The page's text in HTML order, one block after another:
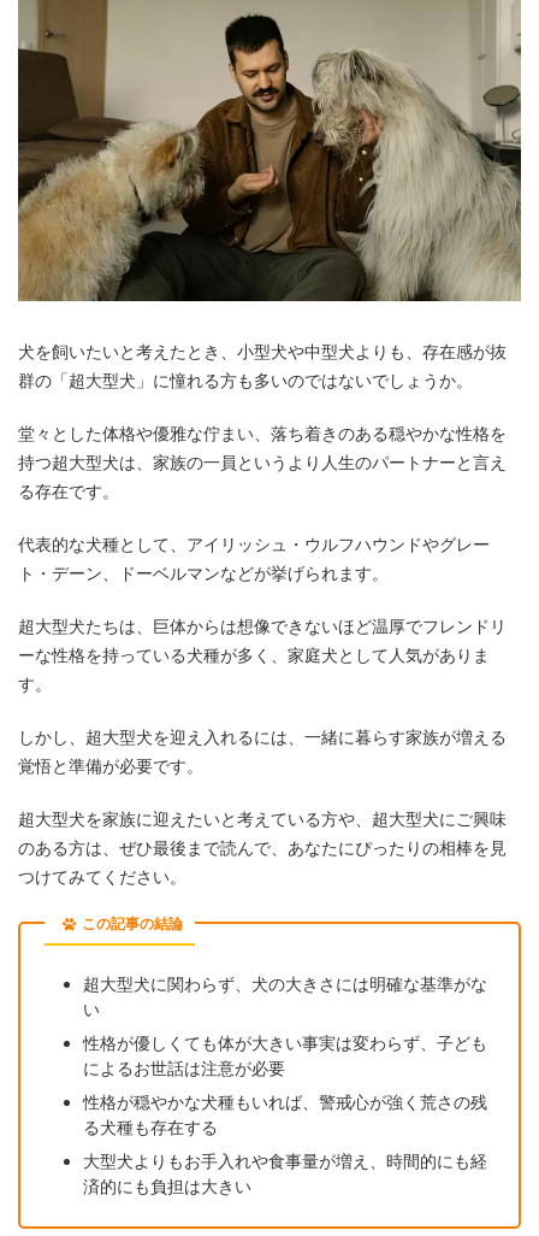
犬を飼いたいと考えたとき、小型犬や中型犬よりも、存在感が抜
群の「超大型犬」に憧れる方も多いのではないでしょうか。
堂々とした体格や優雅な佇まい、落ち着きのある穏やかな性格を
持つ超大型犬は、家族の一員というより人生のパートナーと言え
る存在です。
代表的な犬種として、アイリッシュ・ウルフハウンドやグレー
ト・デーン、ドーベルマンなどが挙げられます。
超大型犬たちは、巨体からは想像できないほど温厚でフレンドリ
ーな性格を持っている犬種が多く、家庭犬として人気がありま
す。
しかし、超大型犬を迎え入れるには、一緒に暮らす家族が増える
覚悟と準備が必要です。
超大型犬を家族に迎えたいと考えている方や、超大型犬にご興味
のある方は、ぜひ最後まで読んで、あなたにぴったりの相棒を見
つけてみてください。
この記事の結論
超大型犬に関わらず、犬の大きさには明確な基準がな
い
性格が優しくても体が大きい事実は変わらず、子ども
によるお世話は注意が必要
性格が穏やかな犬種もいれば、警戒心が強く荒さの残
る犬種も存在する
大型犬よりもお手入れや食事量が増え、時間的にも経
済的にも負担は大きい